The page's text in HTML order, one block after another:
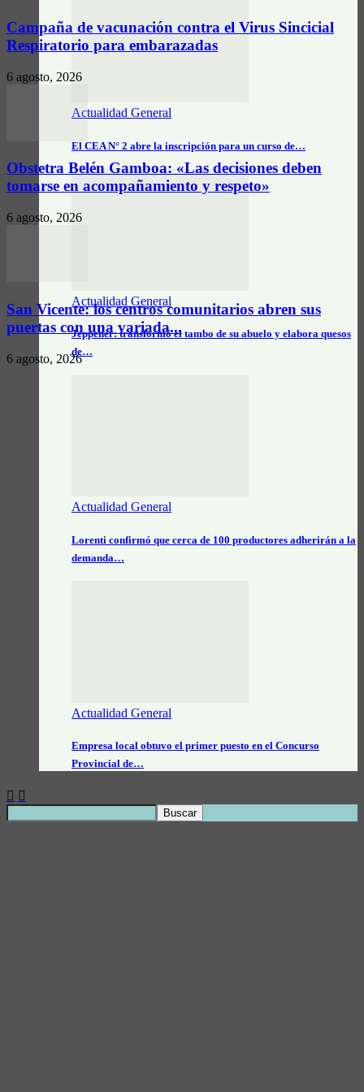
Actualidad General
El CEA N° 2 abre la inscripción para un curso de…
Actualidad General
Jeppener: transformó el tambo de su abuelo y elabora quesos
de…
Actualidad General
Lorenti confirmó que cerca de 100 productores adherirán a la
demanda…
Actualidad General
Empresa local obtuvo el primer puesto en el Concurso
Provincial de…
Campaña de vacunación contra el Virus Sincicial
Respiratorio para embarazadas
6 agosto, 2026
Obstetra Belén Gamboa: «Las decisiones deben
tomarse en acompañamiento y respeto»
6 agosto, 2026
San Vicente: los centros comunitarios abren sus
puertas con una variada...
6 agosto, 2026